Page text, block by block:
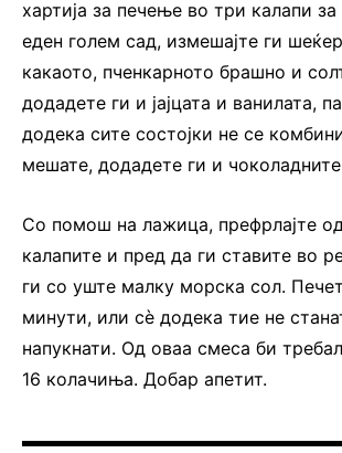
хартија за печење во три калапи
еден голем сад, измешајте ги
какаото, пченкарното брашно и
додадете ги и јајцата и ванилата,
додека сите состојки не се
мешате, додадете ги и
Со помош на лажица, префрлајте
калапите и пред да ги ставите во
ги со уште малку морска сол.
минути, или сè додека тие не
напукнати. Од оваа смеса би
16 колачиња. Добар апетит.